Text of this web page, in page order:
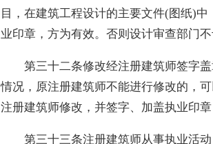
目，在建筑工程设计的主要文件(图纸)
业印章，方为有效。否则设计审查部门
第三十二条修改经注册建筑师签字盖
情况，原注册建筑师不能进行修改的，
注册建筑师修改，并签字、加盖执业印
第三十三条注册建筑师从事执业活动